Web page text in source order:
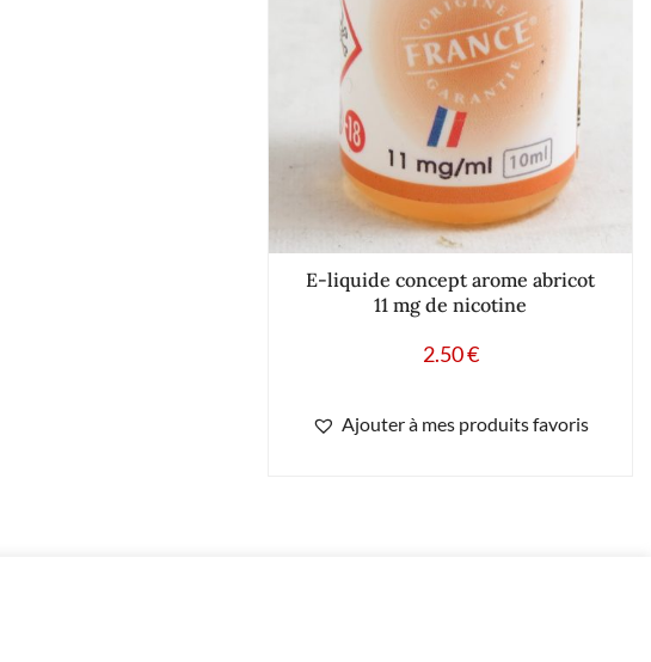
E-liquide concept arome abricot
11 mg de nicotine
2.50€
Ajouter à mes produits favoris